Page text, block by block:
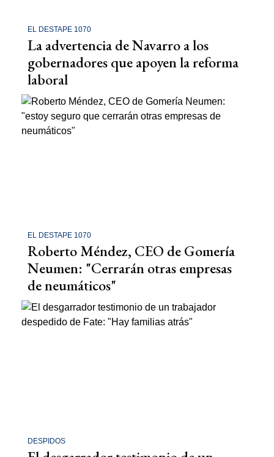
EL DESTAPE 1070
La advertencia de Navarro a los
gobernadores que apoyen la reforma
laboral
EL DESTAPE 1070
Roberto Méndez, CEO de Gomería
Neumen: "Cerrarán otras empresas
de neumáticos"
DESPIDOS